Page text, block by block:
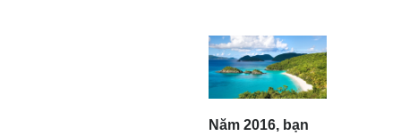
Năm 2016, bạn